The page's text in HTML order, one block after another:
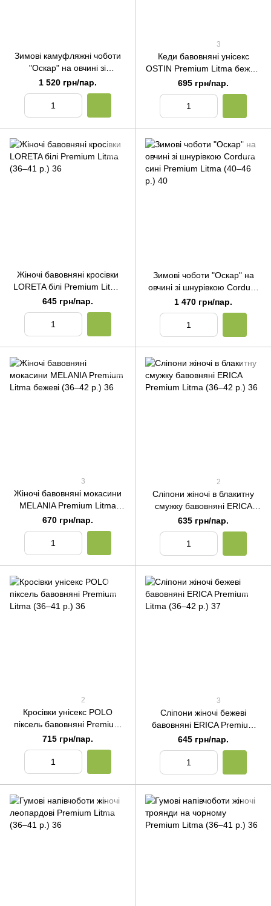
Зимові камуфляжні чоботи
"Оскар" на овчині зі
шнурівкою Cordura Premium
Litma (39–46 р.) 39
1 520 грн/пар.
3
Кеди бавовняні унісекс
OSTIN Premium Litma бежеві
(36–41 р.) 36
695 грн/пар.
Жіночі бавовняні кросівки
LORETA білі Premium Litma
(36–41 р.) 36
645 грн/пар.
Зимові чоботи "Оскар" на
овчині зі шнурівкою Cordura
сині Premium Litma (40–46
р.) 40
1 470 грн/пар.
3
Жіночі бавовняні мокасини
MELANIA Premium Litma
бежеві (36–42 р.) 36
670 грн/пар.
2
Сліпони жіночі в блакитну
смужку бавовняні ERICA
Premium Litma (36–42 р.) 36
635 грн/пар.
2
Кросівки унісекс POLO
піксель бавовняні Premium
Litma (36–41 р.) 36
715 грн/пар.
3
Сліпони жіночі бежеві
бавовняні ERICA Premium
Litma (36–42 р.) 37
645 грн/пар.